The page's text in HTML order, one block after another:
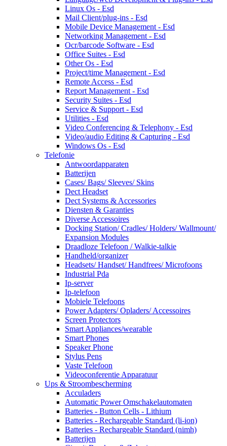
Linux Os - Esd
Mail Client/plug-ins - Esd
Mobile Device Management - Esd
Networking Management - Esd
Ocr/barcode Software - Esd
Office Suites - Esd
Other Os - Esd
Project/time Management - Esd
Remote Access - Esd
Report Management - Esd
Security Suites - Esd
Service & Support - Esd
Utilities - Esd
Video Conferencing & Telephony - Esd
Video/audio Editing & Capturing - Esd
Windows Os - Esd
Telefonie
Antwoordapparaten
Batterijen
Cases/ Bags/ Sleeves/ Skins
Dect Headset
Dect Systems & Accessories
Diensten & Garanties
Diverse Accessoires
Docking Station/ Cradles/ Holders/ Wallmount/
Expansion Modules
Draadloze Telefoon / Walkie-talkie
Handheld/organizer
Headsets/ Handset/ Handfrees/ Microfoons
Industrial Pda
Ip-server
Ip-telefoon
Mobiele Telefoons
Power Adapters/ Opladers/ Accessoires
Screen Protectors
Smart Appliances/wearable
Smart Phones
Speaker Phone
Stylus Pens
Vaste Telefoon
Videoconferentie Apparatuur
Ups & Stroombescherming
Acculaders
Automatic Power Omschakelautomaten
Batteries - Button Cells - Lithium
Batteries - Rechargeable Standard (li-ion)
Batteries - Rechargeable Standard (nimh)
Batterijen